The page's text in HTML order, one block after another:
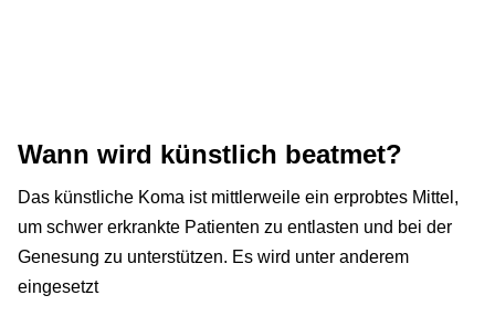
Wann wird künstlich beatmet?
Das künstliche Koma ist mittlerweile ein erprobtes Mittel,
um schwer erkrankte Patienten zu entlasten und bei der
Genesung zu unterstützen. Es wird unter anderem
eingesetzt